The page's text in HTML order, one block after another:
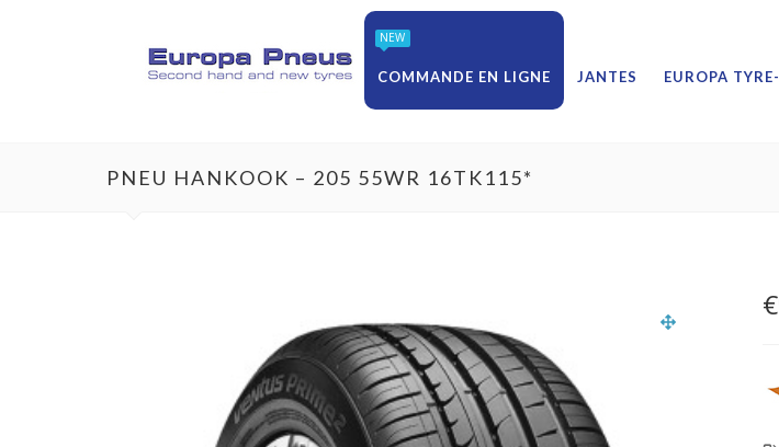
NEW
COMMANDE EN LIGNE JANTES EUROPA
PNEU HANKOOK – 205 55WR 16TK115*
€